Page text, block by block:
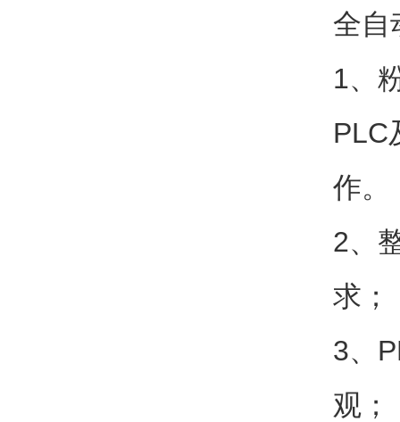
全自
1、
PLC
作。
2、
求；
3、
观；